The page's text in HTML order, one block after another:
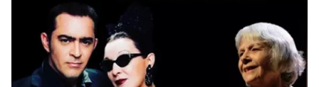
Guardar como favorito
Para poder guardar como favorito, primero has de
iniciar sesión con tu cuenta de 14ymedio.